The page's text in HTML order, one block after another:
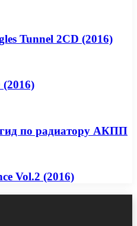
Tunnel 2CD (2016)
(2016)
по радиатору АКПП
Vol.2 (2016)